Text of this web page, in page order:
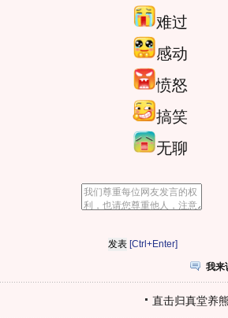
难过
感动
愤怒
搞笑
无聊
[Ctrl+Enter]
我来
直击归真堂养